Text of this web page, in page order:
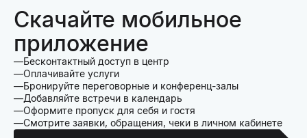
Скачайте мобильное
приложение
Бесконтактный доступ в центр
Оплачивайте услуги
Бронируйте переговорные и конференц-залы
Добавляйте встречи в календарь
Оформите пропуск для себя и гостя
Смотрите заявки, обращения, чеки в личном кабинете